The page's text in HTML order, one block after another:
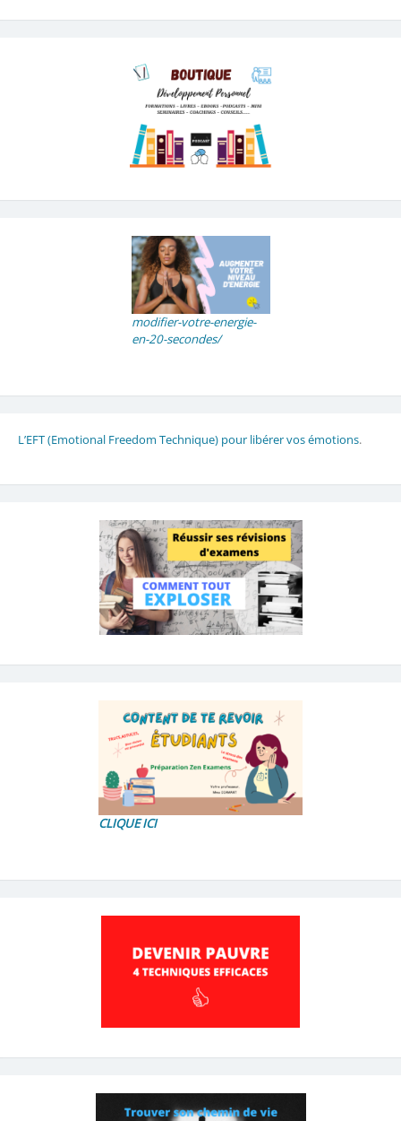
modifier-votre-energie-
en-20-secondes/
L’EFT (Emotional Freedom Technique) pour libérer vos émotions.
CLIQUE ICI